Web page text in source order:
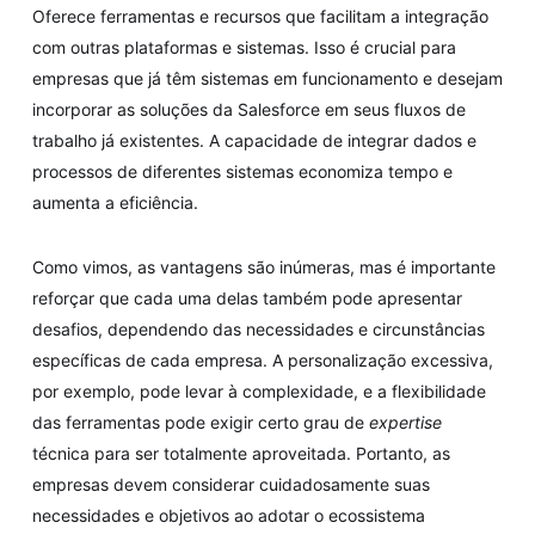
Oferece ferramentas e recursos que facilitam a integração
com outras plataformas e sistemas. Isso é crucial para
empresas que já têm sistemas em funcionamento e desejam
incorporar as soluções da Salesforce em seus fluxos de
trabalho já existentes. A capacidade de integrar dados e
processos de diferentes sistemas economiza tempo e
aumenta a eficiência.
Como vimos, as vantagens são inúmeras, mas é importante
reforçar que cada uma delas também pode apresentar
desafios, dependendo das necessidades e circunstâncias
específicas de cada empresa. A personalização excessiva,
por exemplo, pode levar à complexidade, e a flexibilidade
das ferramentas pode exigir certo grau de expertise
técnica para ser totalmente aproveitada. Portanto, as
empresas devem considerar cuidadosamente suas
necessidades e objetivos ao adotar o ecossistema